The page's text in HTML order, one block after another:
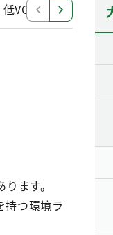
低VOC製品やサービ
ます。
つ環境ラ